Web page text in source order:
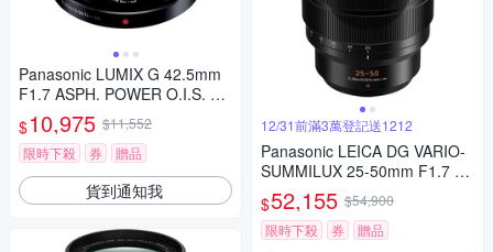
Panasonic LUMIX G 42.5mm
F1.7 ASPH. POWER O.I.S. 大
光圈 定焦鏡頭 公司貨
$10,975 $11,552
限時下殺
券 贈品
貨到通知我
12/31前滿3萬登記送1212
Panasonic LEICA DG VARIO-
SUMMILUX 25-50mm F1.7 AS
PH. 望遠變焦鏡頭 公司貨
$52,155 $54,900
限時下殺
券 贈品